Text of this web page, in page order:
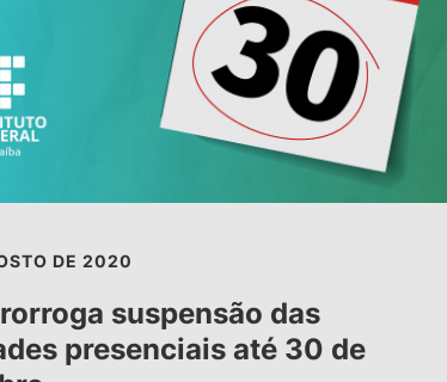
DE 2020
suspensão das
presenciais até 30 de